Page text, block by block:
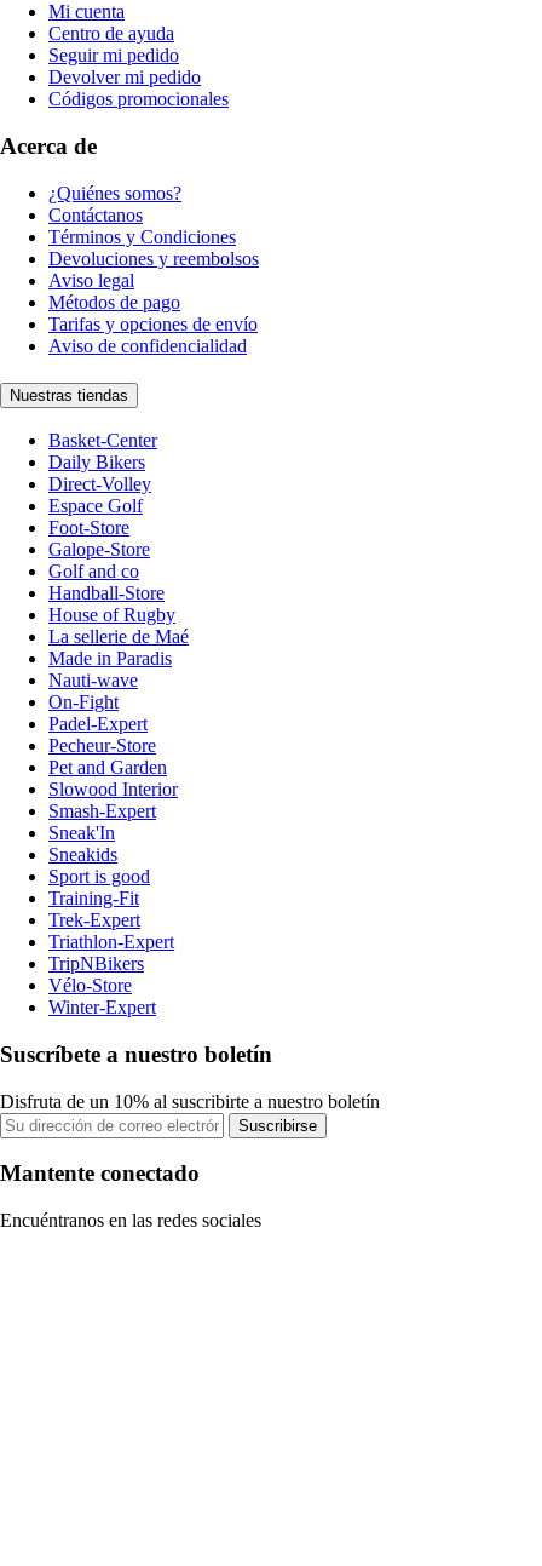
Mi cuenta
Centro de ayuda
Seguir mi pedido
Devolver mi pedido
Códigos promocionales
Acerca de
¿Quiénes somos?
Contáctanos
Términos y Condiciones
Devoluciones y reembolsos
Aviso legal
Métodos de pago
Tarifas y opciones de envío
Aviso de confidencialidad
Nuestras tiendas
Basket-Center
Daily Bikers
Direct-Volley
Espace Golf
Foot-Store
Galope-Store
Golf and co
Handball-Store
House of Rugby
La sellerie de Maé
Made in Paradis
Nauti-wave
On-Fight
Padel-Expert
Pecheur-Store
Pet and Garden
Slowood Interior
Smash-Expert
Sneak'In
Sneakids
Sport is good
Training-Fit
Trek-Expert
Triathlon-Expert
TripNBikers
Vélo-Store
Winter-Expert
Suscríbete a nuestro boletín
Disfruta de un 10% al suscribirte a nuestro boletín
Suscribirse
Mantente conectado
Encuéntranos en las redes sociales